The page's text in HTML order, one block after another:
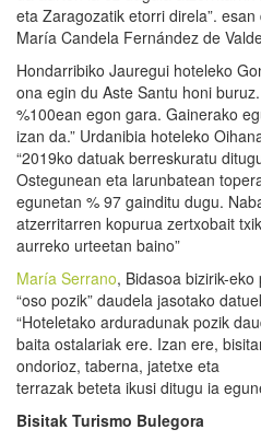
eta Zaragozatik etorri direla”.
María Candela Fernández de
Hondarribiko Jauregui hoteleko
ona egin du Aste Santu honi
%100ean egon gara. Gainerako
izan da.” Urdanibia hoteleko
“2019ko datuak berreskuratu
Ostegunean eta larunbatean
egunetan % 97 gainditu dugu.
atzerritarren kopurua zertxobait
aurreko urteetan baino”
María Serrano, Bidasoa bizirik-
“oso pozik” daudela jasotako
“Hoteletako arduradunak pozik
baita ostalariak ere. Izan ere,
ondorioz, taberna, jatetxe eta
terrazak beteta ikusi ditugu ia
Bisitak Turismo Bulegora